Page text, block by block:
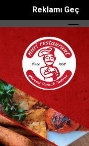
Reklamı Geç
Kahramanmaraşta 6